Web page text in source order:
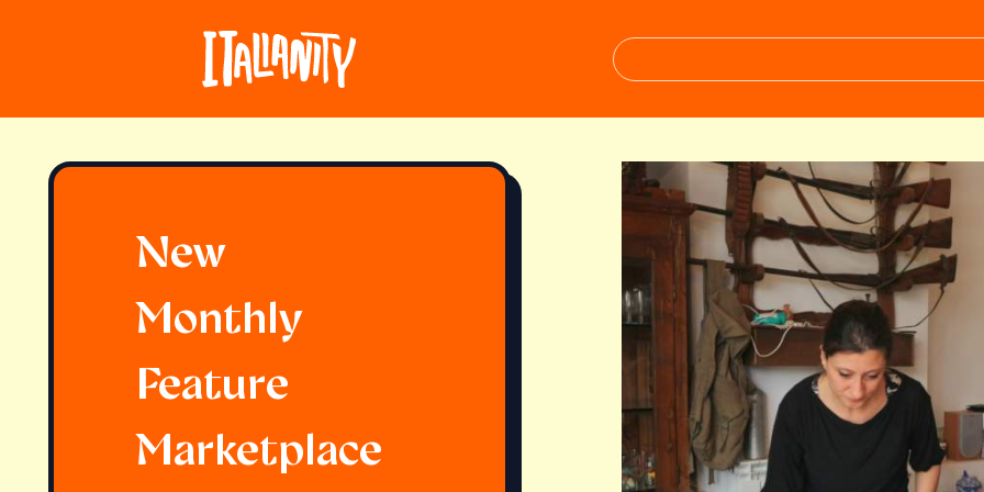
New
Monthly
Feature
Marketplace